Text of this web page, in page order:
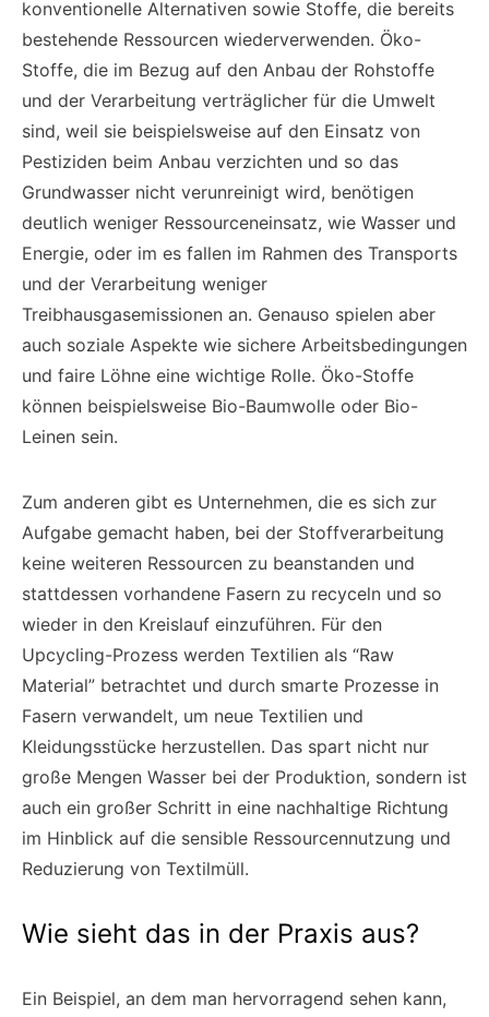
konventionelle Alternativen sowie Stoffe, die bereits
bestehende Ressourcen wiederverwenden. Öko-
Stoffe, die im Bezug auf den Anbau der Rohstoffe
und der Verarbeitung verträglicher für die Umwelt
sind, weil sie beispielsweise auf den Einsatz von
Pestiziden beim Anbau verzichten und so das
Grundwasser nicht verunreinigt wird, benötigen
deutlich weniger Ressourceneinsatz, wie Wasser und
Energie, oder im es fallen im Rahmen des Transports
und der Verarbeitung weniger
Treibhausgasemissionen an. Genauso spielen aber
auch soziale Aspekte wie sichere Arbeitsbedingungen
und faire Löhne eine wichtige Rolle. Öko-Stoffe
können beispielsweise Bio-Baumwolle oder Bio-
Leinen sein.
Zum anderen gibt es Unternehmen, die es sich zur
Aufgabe gemacht haben, bei der Stoffverarbeitung
keine weiteren Ressourcen zu beanstanden und
stattdessen vorhandene Fasern zu recyceln und so
wieder in den Kreislauf einzuführen. Für den
Upcycling-Prozess werden Textilien als “Raw
Material” betrachtet und durch smarte Prozesse in
Fasern verwandelt, um neue Textilien und
Kleidungsstücke herzustellen. Das spart nicht nur
große Mengen Wasser bei der Produktion, sondern ist
auch ein großer Schritt in eine nachhaltige Richtung
im Hinblick auf die sensible Ressourcennutzung und
Reduzierung von Textilmüll.
Wie sieht das in der Praxis aus?
Ein Beispiel, an dem man hervorragend sehen kann,